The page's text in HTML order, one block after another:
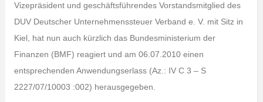
Vizepräsident und geschäftsführendes Vorstandsmitglied des
DUV Deutscher Unternehmenssteuer Verband e. V. mit Sitz in
Kiel, hat nun auch kürzlich das Bundesministerium der
Finanzen (BMF) reagiert und am 06.07.2010 einen
entsprechenden Anwendungserlass (Az.: IV C 3 – S
2227/07/10003 :002) herausgegeben.